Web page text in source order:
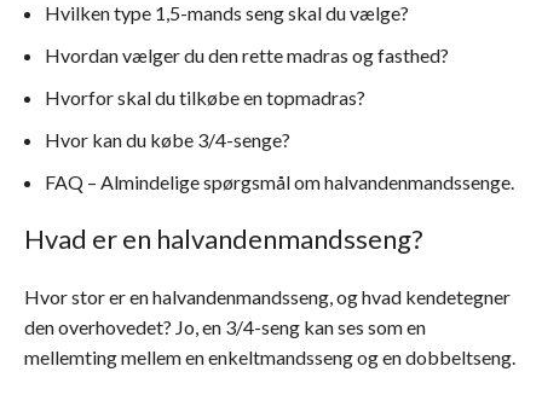
Hvilken type 1,5-mands seng skal du vælge?
Hvordan vælger du den rette madras og fasthed?
Hvorfor skal du tilkøbe en topmadras?
Hvor kan du købe 3/4-senge?
FAQ – Almindelige spørgsmål om halvandenmandssenge.
Hvad er en halvandenmandsseng?
Hvor stor er en halvandenmandsseng, og hvad kendetegner
den overhovedet? Jo, en 3/4-seng kan ses som en
mellemting mellem en enkeltmandsseng og en dobbeltseng.